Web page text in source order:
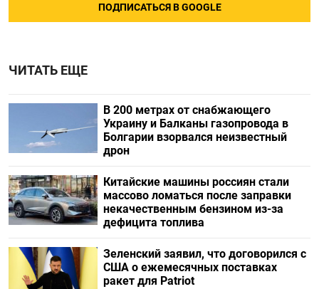
ПОДПИСАТЬСЯ В GOOGLE
ЧИТАТЬ ЕЩЕ
В 200 метрах от снабжающего
Украину и Балканы газопровода в
Болгарии взорвался неизвестный
дрон
Китайские машины россиян стали
массово ломаться после заправки
некачественным бензином из-за
дефицита топлива
Зеленский заявил, что договорился с
США о ежемесячных поставках
ракет для Patriot